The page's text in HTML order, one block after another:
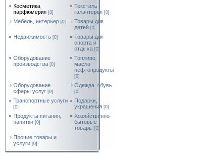
Косметика,
парфюмерия [0]
Текстиль,
галантерея [0]
Мебель, интерьер [0]
Товары для
детей [0]
Недвижимость [0]
Товары для
спорта и
отдыха [0]
Оборудование
производства [0]
Топливо,
масла,
нефтепродукты
[0]
Оборудование
сферы услуг [0]
Одежда, обувь
[0]
Транспортные услуги
[0]
Подарки,
украшения [0]
Продукты питания,
напитки [0]
Хозяйственно-
бытовые
товары [0]
Прочие товары и
услуги [0]